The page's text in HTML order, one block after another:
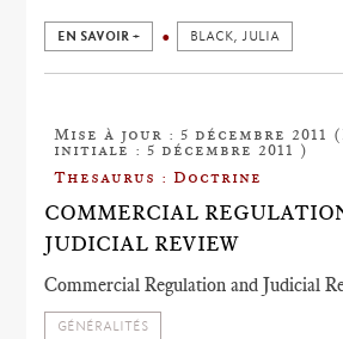
EN SAVOIR + BLACK, JULIA
Mise à jour : 5 décembre 2011
initiale : 5 décembre 2011 )
Thesaurus : Doctrine
COMMERCIAL
JUDICIAL REVIEW
Commercial Regulation and Judicial
GÉNÉRALITÉS